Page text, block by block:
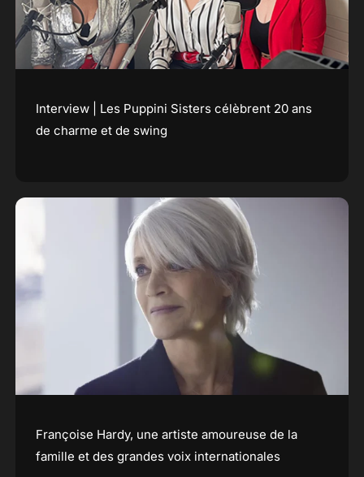
Interview | Les Puppini Sisters célèbrent 20 ans
de charme et de swing
Françoise Hardy, une artiste amoureuse de la
famille et des grandes voix internationales